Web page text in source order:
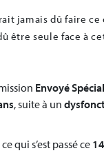
jamais dû faire ce
être seule face à
Envoyé Spécial
, suite à un
qui s’est passé ce